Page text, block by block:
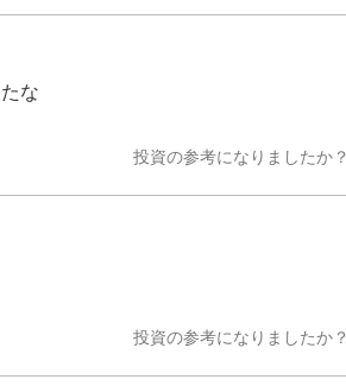
な
投資の参考になりましたか？
投資の参考になりましたか？